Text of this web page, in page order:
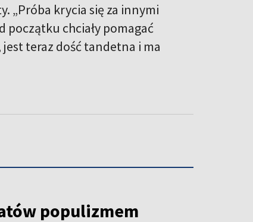
„Próba krycia się za innymi
chciały pomagać
teraz dość tandetna i ma
populizmem